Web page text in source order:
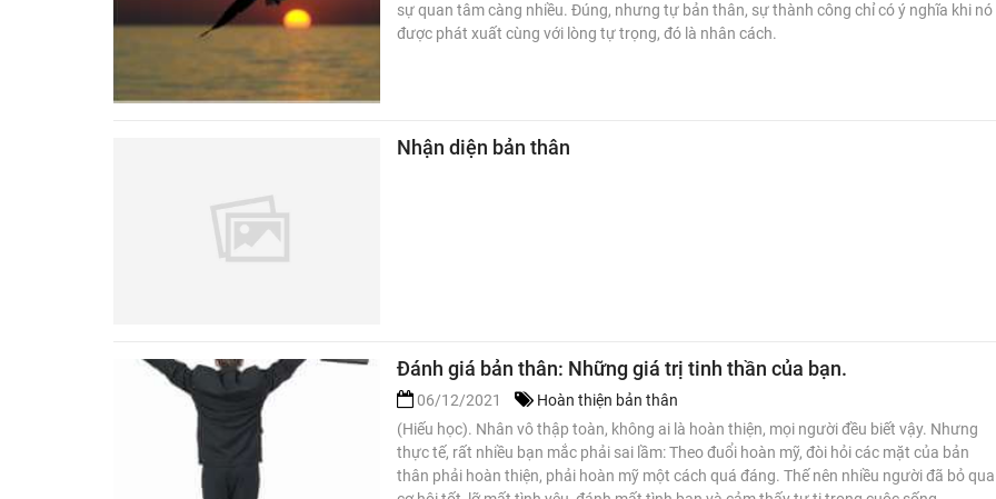
sự quan tâm càng nhiều. Đúng, nhưng tự bản thân, sự thành công chỉ có ý nghĩa khi nó
được phát xuất cùng với lòng tự trọng, đó là nhân cách.
Nhận diện bản thân
Đánh giá bản thân: Những giá trị tinh thần của bạn.
06/12/2021
Hoàn thiện bản thân
(Hiếu học). Nhân vô thập toàn, không ai là hoàn thiện, mọi người đều biết vậy. Nhưng
thực tế, rất nhiều bạn mắc phải sai lầm: Theo đuổi hoàn mỹ, đòi hỏi các mặt của bản
thân phải hoàn thiện, phải hoàn mỹ một cách quá đáng. Thế nên nhiều người đã bỏ qua